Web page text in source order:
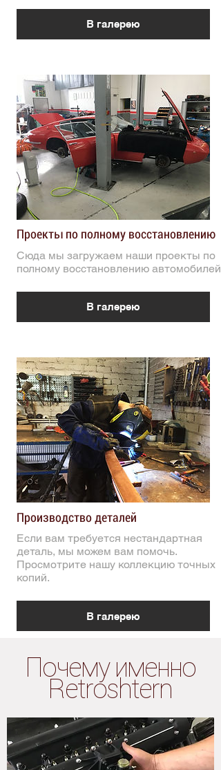
В галерею
Проекты по полному восстановлению
Сюда мы загружаем наши проекты по
полному восстановлению автомобилей.
В галерею
Производство деталей
Если вам требуется нестандартная
деталь, мы можем вам помочь.
Просмотрите нашу коллекцию точных
копий.
В галерею
Почему именно
Retroshtern